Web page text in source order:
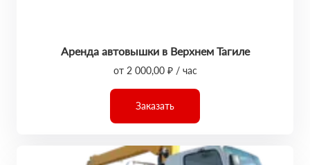
Аренда автовышки в Верхнем Тагиле
от 2 000,00 ₽ / час
Заказать